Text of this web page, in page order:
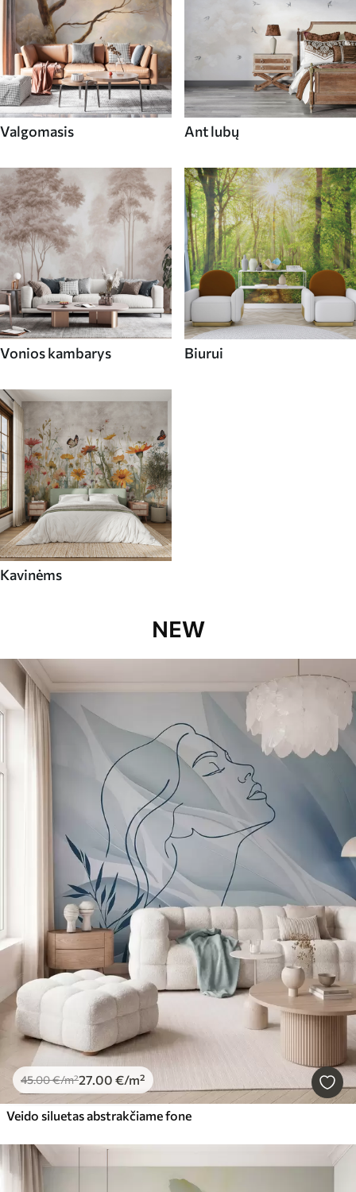
Valgomasis Ant lubų
Vonios kambarys Biurui
Kavinėms
NEW
45.00€/m²27 .00 €/m²
Veido siluetas abstrakčiame fone